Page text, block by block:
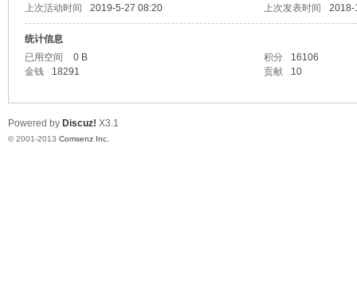
上次活动时间
2019-5-27 08:20 上次发表时间 2018-
统计信息
已用空间
0 B 积分
16106
金钱
18291 贡献 10
Powered by Discuz! X3.1
© 2001-2013 Comsenz Inc.